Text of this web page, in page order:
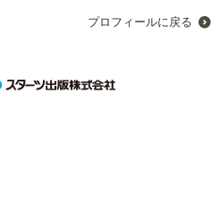
プロフィールに戻る